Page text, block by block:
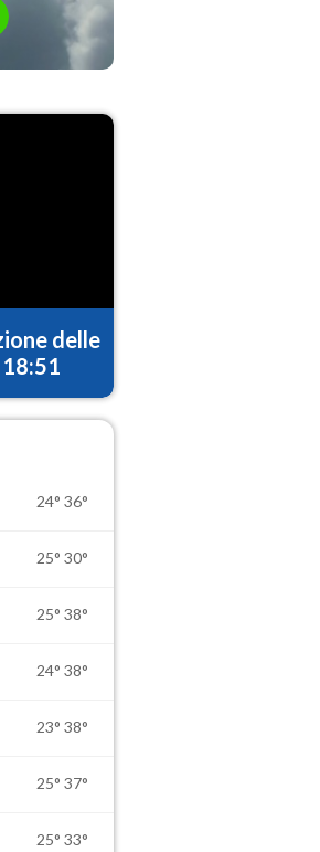
delle
18:51
24° 36°
25° 30°
25° 38°
24° 38°
23° 38°
25° 37°
25° 33°